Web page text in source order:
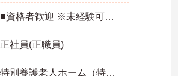
■資格者歓迎 ※未経験可・無資格可
正社員(正職員)
特別養護老人ホーム（特養）